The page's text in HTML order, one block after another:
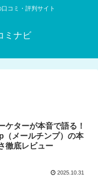
コミ・評判サイト
ミナビ
ケターが本音で語る！
（メールチンプ）の本
徹底レビュー
2025.10.31